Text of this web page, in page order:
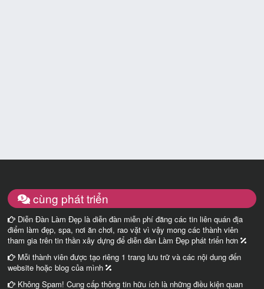
cùng phát triển
Diễn Đàn Làm Đẹp là diễn đàn miễn phí đăng các tin liên quán địa
điểm làm đẹp, spa, nơi ăn chơi, rao vặt vì vậy mong các thành viên
tham gia trên tin thần xây dựng để diễn đàn Làm Đẹp phát triển hơn
Mỗi thành viên được tạo riêng 1 trang lưu trữ và các nội dung đến
website hoặc blog của mình
Không Spam! Cung cấp thông tin hữu ích là những điều kiện quan